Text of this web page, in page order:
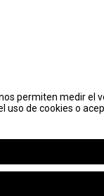
permiten medir el
uso de cookies o